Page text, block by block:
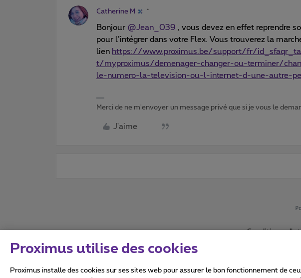
Catherine M
Bonjour @Jean_039 , vous devez en effet reprendre
pour l’intégrer dans votre Flex. Vous trouverez la
lien https://www.proximus.be/support/fr/
t/myproximus/demenager-changer-ou-terminer/
le-numero-la-television-ou-l-internet-d-une-autre-
Merci de ne m'envoyer un message privé que si je vous le
J'aime
Conditions
Proximus utilise des cookies
Proximus installe des cookies sur ses sites web pour assurer le bon fonctionnement de